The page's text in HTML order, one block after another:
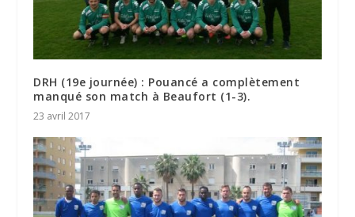
DRH (19e journée) : Pouancé a complètement
manqué son match à Beaufort (1-3).
23 avril 2017